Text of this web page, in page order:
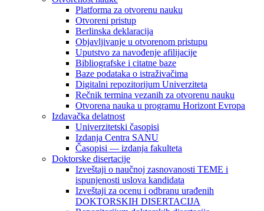
Platforma za otvorenu nauku
Otvoreni pristup
Berlinska deklaracija
Objavljivanje u otvorenom pristupu
Uputstvo za navođenje afilijacije
Bibliografske i citatne baze
Baze podataka o istraživačima
Digitalni repozitorijum Univerziteta
Rečnik termina vezanih za otvorenu nauku
Otvorena nauka u programu Horizont Evropa
Izdavačka delatnost
Univerzitetski časopisi
Izdanja Centra SANU
Časopisi — izdanja fakulteta
Doktorske disertacije
Izveštaji o naučnoj zasnovanosti TEME i
ispunjenosti uslova kandidata
Izveštaji za ocenu i odbranu urađenih
DOKTORSKIH DISERTACIJA